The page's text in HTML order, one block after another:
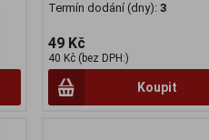
Termín dodání (dny): 3
49 Kč
40 Kč (bez DPH:)
Koupit